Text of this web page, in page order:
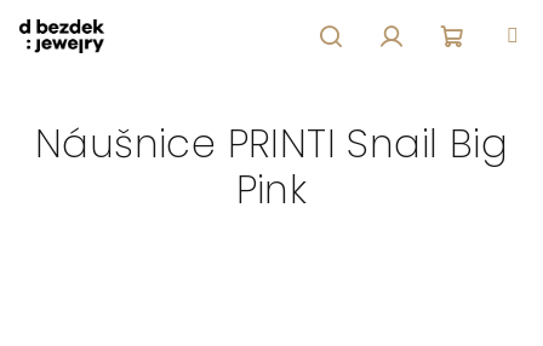
na
obsah
košík
Náušnice PRINTI Snail Big
Pink